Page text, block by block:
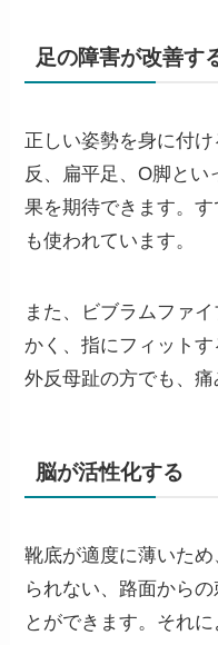
足の障害が改善す
正しい姿勢を身に付
反、扁平足、O脚とい
果を期待できます。す
も使われています。
また、ビブラムファ
かく、指にフィット
外反母趾の方でも、痛
脳が活性化する
靴底が適度に薄いた
られない、路面から
とができます。それ